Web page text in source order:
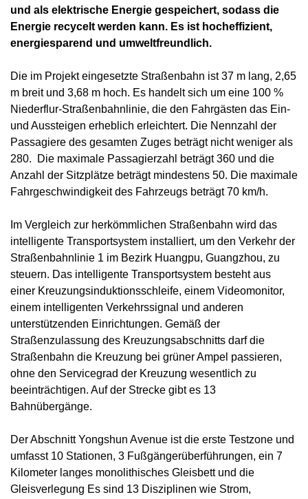
und als elektrische Energie gespeichert, sodass die
Energie recycelt werden kann. Es ist hocheffizient,
energiesparend und umweltfreundlich.
Die im Projekt eingesetzte Straßenbahn ist 37 m lang, 2,65
m breit und 3,68 m hoch. Es handelt sich um eine 100 %
Niederflur-Straßenbahnlinie, die den Fahrgästen das Ein-
und Aussteigen erheblich erleichtert. Die Nennzahl der
Passagiere des gesamten Zuges beträgt nicht weniger als
280. Die maximale Passagierzahl beträgt 360 und die
Anzahl der Sitzplätze beträgt mindestens 50. Die maximale
Fahrgeschwindigkeit des Fahrzeugs beträgt 70 km/h.
Im Vergleich zur herkömmlichen Straßenbahn wird das
intelligente Transportsystem installiert, um den Verkehr der
Straßenbahnlinie 1 im Bezirk Huangpu, Guangzhou, zu
steuern. Das intelligente Transportsystem besteht aus
einer Kreuzungsinduktionsschleife, einem Videomonitor,
einem intelligenten Verkehrssignal und anderen
unterstützenden Einrichtungen. Gemäß der
Straßenzulassung des Kreuzungsabschnitts darf die
Straßenbahn die Kreuzung bei grüner Ampel passieren,
ohne den Servicegrad der Kreuzung wesentlich zu
beeinträchtigen. Auf der Strecke gibt es 13
Bahnübergänge.
Der Abschnitt Yongshun Avenue ist die erste Testzone und
umfasst 10 Stationen, 3 Fußgängerüberführungen, ein 7
Kilometer langes monolithisches Gleisbett und die
Gleisverlegung Es sind 13 Disziplinen wie Strom,